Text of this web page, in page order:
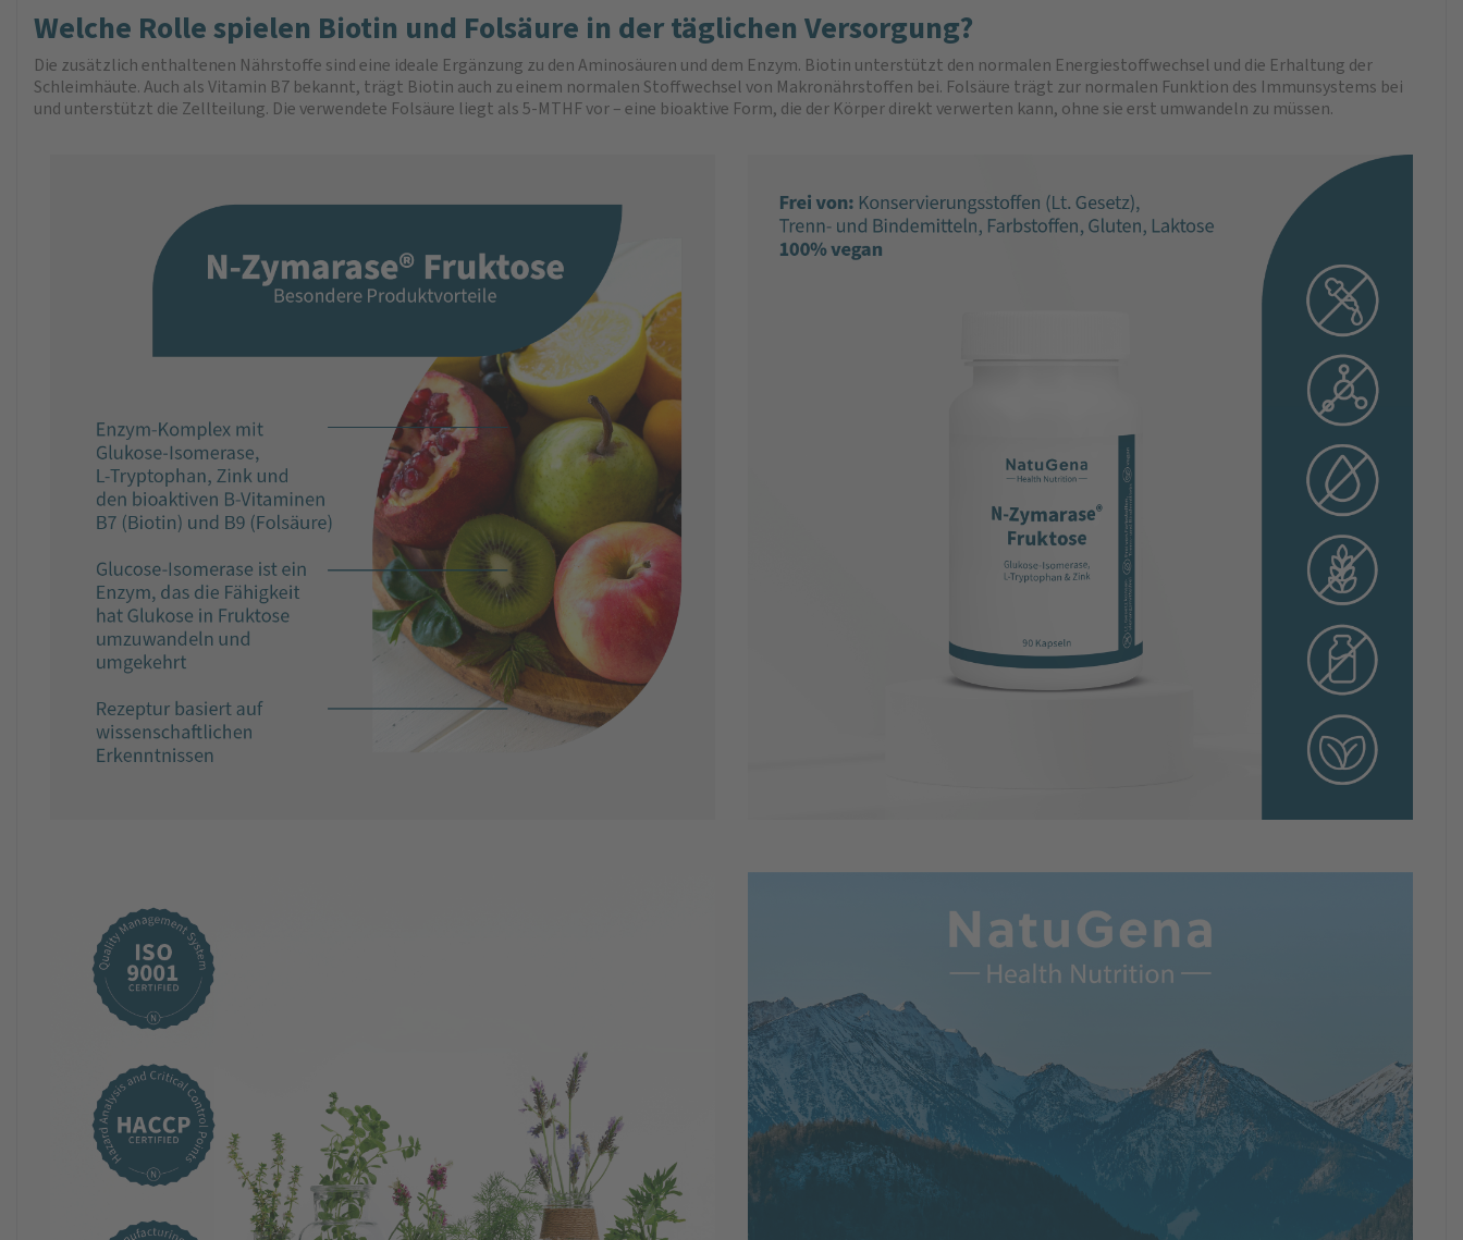
Welche Rolle spielen Biotin und Folsäure in der täglichen Versorgung?
Die zusätzlich enthaltenen Nährstoffe sind eine ideale Ergänzung zu den Aminosäuren und dem Enzym. Biotin unterstützt den normalen Energiestoffwechsel und die Erhaltung der
Schleimhäute. Auch als Vitamin B7 bekannt, trägt Biotin auch zu einem normalen Stoffwechsel von Makronährstoffen bei. Folsäure trägt zur normalen Funktion des Immunsystems bei
und unterstützt die Zellteilung. Die verwendete Folsäure liegt als 5-MTHF vor – eine bioaktive Form, die der Körper direkt verwerten kann, ohne sie erst umwandeln zu müssen.